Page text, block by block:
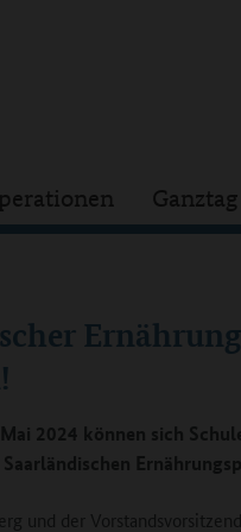
2024 können sich
und der